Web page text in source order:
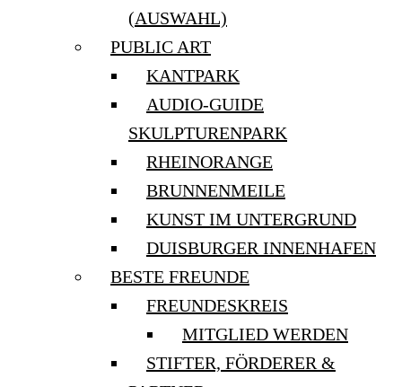
(AUSWAHL)
PUBLIC ART
KANTPARK
AUDIO-GUIDE
SKULPTURENPARK
RHEINORANGE
BRUNNENMEILE
KUNST IM UNTERGRUND
DUISBURGER INNENHAFEN
BESTE FREUNDE
FREUNDESKREIS
MITGLIED WERDEN
STIFTER, FÖRDERER &